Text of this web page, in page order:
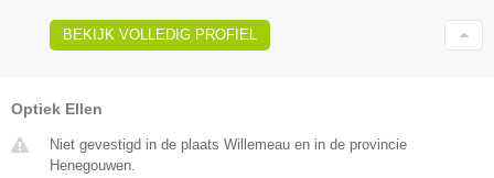
BEKIJK VOLLEDIG PROFIEL
Optiek Ellen
Niet gevestigd in de plaats Willemeau en in de provincie
Henegouwen.